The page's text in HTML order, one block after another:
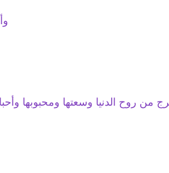
من روح الدنيا وسعتها ومحبوبها